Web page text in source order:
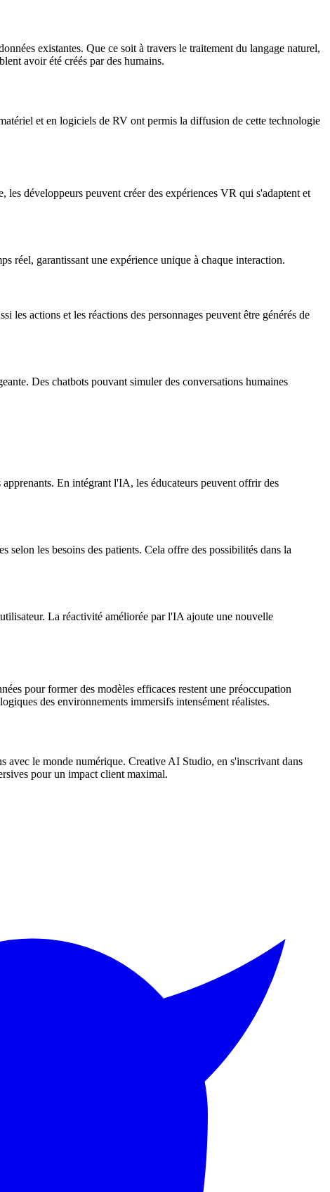
existantes. Que ce soit à travers le traitement du langage naturel,
avoir été créés par des humains.
et en logiciels de RV ont permis la diffusion de cette technologie
développeurs peuvent créer des expériences VR qui s'adaptent et
réel, garantissant une expérience unique à chaque interaction.
actions et les réactions des personnages peuvent être générés de
Des chatbots pouvant simuler des conversations humaines
En intégrant l'IA, les éducateurs peuvent offrir des
les besoins des patients. Cela offre des possibilités dans la
La réactivité améliorée par l'IA ajoute une nouvelle
pour former des modèles efficaces restent une préoccupation
des environnements immersifs intensément réalistes.
avec le monde numérique. Creative AI Studio, en s'inscrivant dans
pour un impact client maximal.